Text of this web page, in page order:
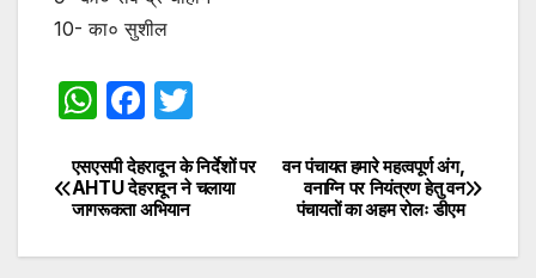
10- का० सुशील
W
at
s
A
F
c
e
b
itt
Post
navigation
वन पंचायत हमारे महत्वपूर्ण अंग,
वनाग्नि पर नियंत्रण हेतु वन
पंचायतों का अहम रोलः डीएम
एसएसपी देहरादून के निर्देशों पर
AHTU देहरादून ने चलाया
जागरूकता अभियान